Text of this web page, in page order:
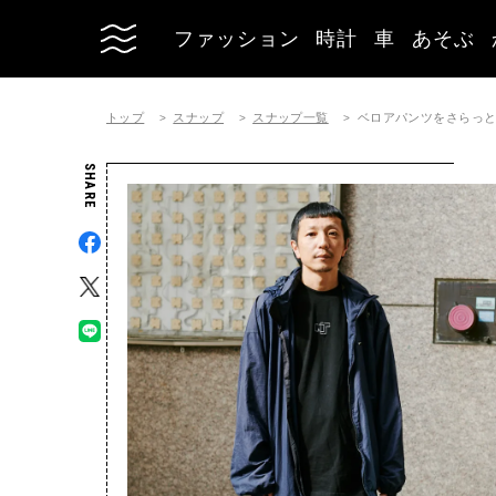
ファッション 時計 車 あそぶ
トップ スナップ スナップ一覧 ベロアパンツをさらっ
SHARE